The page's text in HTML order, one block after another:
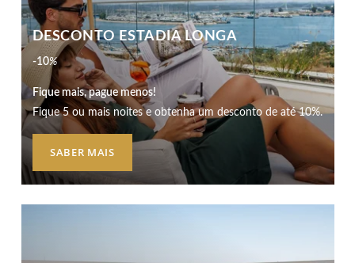
DESCONTO ESTADIA LONGA
-10%
Fique mais, pague menos!
Fique 5 ou mais noites e obtenha um desconto de até 10%.
SABER MAIS
HOTEL
PROMOÇÕES
QUARTOS & SUITES
RESTAURANTE